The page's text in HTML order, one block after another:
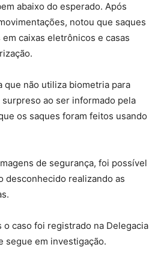
abaixo do esperado. Após
notou que saques
caixas eletrônicos e casas
que não utiliza biometria para
ao ser informado pela
os saques foram feitos usando
de segurança, foi possível
desconhecido realizando as
caso foi registrado na Delegacia
segue em investigação.